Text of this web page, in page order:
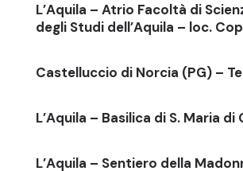
L’Aquila – Atrio Facoltà di
degli Studi dell’Aquila – loc.
Castelluccio di Norcia (PG) –
L’Aquila – Basilica di S. Maria
L’Aquila – Sentiero della